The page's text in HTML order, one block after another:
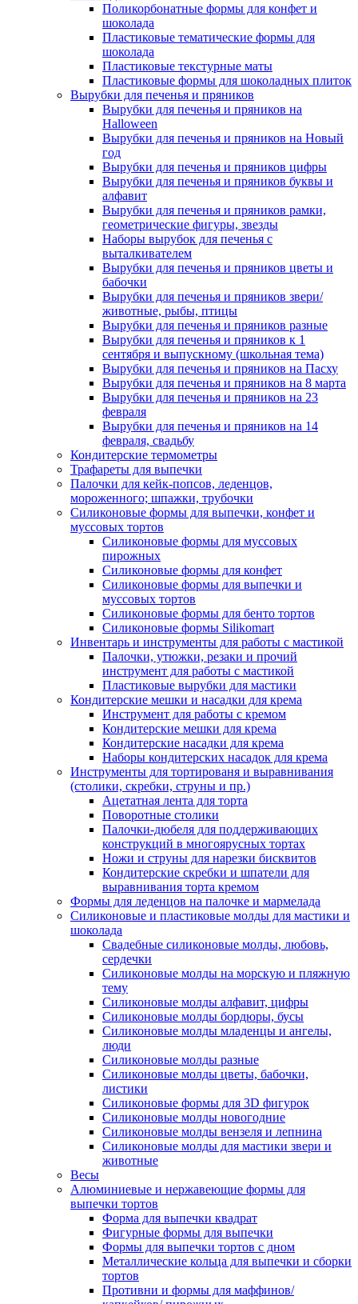
Поликорбонатные формы для конфет и
шоколада
Пластиковые тематические формы для
шоколада
Пластиковые текстурные маты
Пластиковые формы для шоколадных плиток
Вырубки для печенья и пряников
Вырубки для печенья и пряников на
Halloween
Вырубки для печенья и пряников на Новый
год
Вырубки для печенья и пряников цифры
Вырубки для печенья и пряников буквы и
алфавит
Вырубки для печенья и пряников рамки,
геометрические фигуры, звезды
Наборы вырубок для печенья с
выталкивателем
Вырубки для печенья и пряников цветы и
бабочки
Вырубки для печенья и пряников звери/
животные, рыбы, птицы
Вырубки для печенья и пряников разные
Вырубки для печенья и пряников к 1
сентября и выпускному (школьная тема)
Вырубки для печенья и пряников на Пасху
Вырубки для печенья и пряников на 8 марта
Вырубки для печенья и пряников на 23
февраля
Вырубки для печенья и пряников на 14
февраля, свадьбу
Кондитерские термометры
Трафареты для выпечки
Палочки для кейк-попсов, леденцов,
мороженного; шпажки, трубочки
Силиконовые формы для выпечки, конфет и
муссовых тортов
Силиконовые формы для муссовых
пирожных
Силиконовые формы для конфет
Силиконовые формы для выпечки и
муссовых тортов
Силиконовые формы для бенто тортов
Силиконовые формы Silikomart
Инвентарь и инструменты для работы с мастикой
Палочки, утюжки, резаки и прочий
инструмент для работы с мастикой
Пластиковые вырубки для мастики
Кондитерские мешки и насадки для крема
Инструмент для работы с кремом
Кондитерские мешки для крема
Кондитерские насадки для крема
Наборы кондитерских насадок для крема
Инструменты для тортированя и выравнивания
(столики, скребки, струны и пр.)
Ацетатная лента для торта
Поворотные столики
Палочки-дюбеля для поддерживающих
конструкций в многоярусных тортах
Ножи и струны для нарезки бисквитов
Кондитерские скребки и шпатели для
выравнивания торта кремом
Формы для леденцов на палочке и мармелада
Силиконовые и пластиковые молды для мастики и
шоколада
Свадебные силиконовые молды, любовь,
сердечки
Силиконовые молды на морскую и пляжную
тему
Силиконовые молды алфавит, цифры
Силиконовые молды бордюры, бусы
Силиконовые молды младенцы и ангелы,
люди
Силиконовые молды разные
Силиконовые молды цветы, бабочки,
листики
Силиконовые формы для 3D фигурок
Силиконовые молды новогодние
Силиконовые молды вензеля и лепнина
Силиконовые молды для мастики звери и
животные
Весы
Алюминиевые и нержавеющие формы для
выпечки тортов
Форма для выпечки квадрат
Фигурные формы для выпечки
Формы для выпечки тортов с дном
Металлические кольца для выпечки и сборки
тортов
Противни и формы для маффинов/